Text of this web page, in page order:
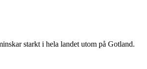
starkt i hela landet utom på Gotland.